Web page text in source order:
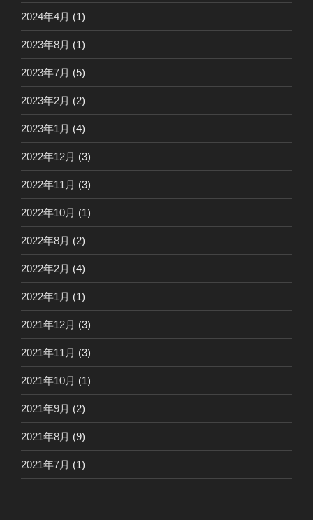
2024年4月 (1)
2023年8月 (1)
2023年7月 (5)
2023年2月 (2)
2023年1月 (4)
2022年12月 (3)
2022年11月 (3)
2022年10月 (1)
2022年8月 (2)
2022年2月 (4)
2022年1月 (1)
2021年12月 (3)
2021年11月 (3)
2021年10月 (1)
2021年9月 (2)
2021年8月 (9)
2021年7月 (1)